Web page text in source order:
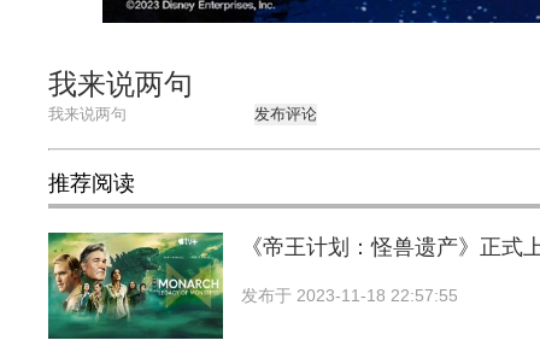
我来说两句
发布评论
推荐阅读
《帝王计划：怪兽遗产》正式
发布于 2023-11-18 22:57:55